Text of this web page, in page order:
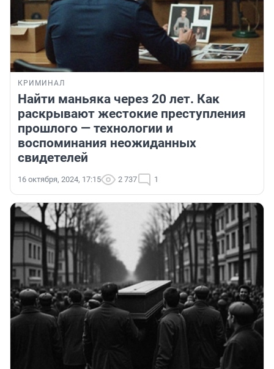
КРИМИНАЛ
Найти маньяка через 20 лет. Как
раскрывают жестокие преступления
прошлого — технологии и
воспоминания неожиданных
свидетелей
16 октября, 2024, 17:15 2 737 1